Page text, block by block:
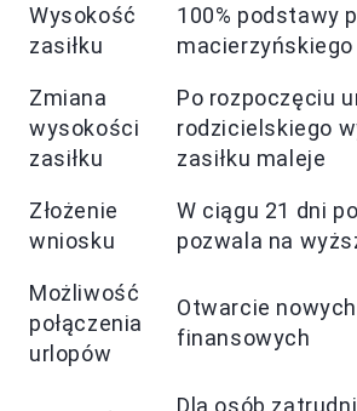
Wysokość
zasiłku
100% podstawy
macierzyńskiego
Zmiana
wysokości
zasiłku
Po rozpoczęciu
rodzicielskiego
zasiłku maleje
Złożenie
wniosku
W ciągu 21 dni
pozwala na
Możliwość
połączenia
urlopów
Otwarcie
finansowych
Dla osób